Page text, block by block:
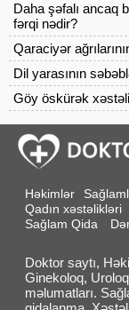
Daha şəfalı ancaq
fərqi nədir?
Qaraciyər
Dil yarasının
Göy öskürək
Həkimlər
Qadın xəstəlikləri
Sağlam Qida
Doktor saytı,
Ginekoloq,
məlumatları.